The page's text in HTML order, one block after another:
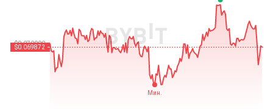
Последнее обновление: 02:59 GMT+0 2026-08-10